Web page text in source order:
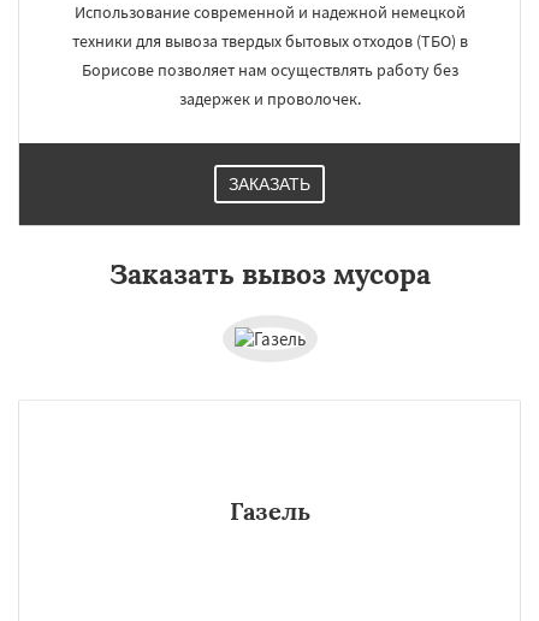
Использование современной и надежной немецкой
техники для вывоза твердых бытовых отходов (ТБО) в
Борисове позволяет нам осуществлять работу без
задержек и проволочек.
ЗАКАЗАТЬ
Заказать вывоз мусора
Газель